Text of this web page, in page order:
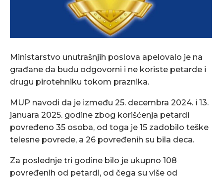
Ministarstvo unutrašnjih poslova apelovalo je na
građane da budu odgovorni i ne koriste petarde i
drugu pirotehniku tokom praznika.
MUP navodi da je između 25. decembra 2024. i 13.
januara 2025. godine zbog korišćenja petardi
povređeno 35 osoba, od toga je 15 zadobilo teške
telesne povrede, a 26 povređenih su bila deca.
Za poslednje tri godine bilo je ukupno 108
povređenih od petardi, od čega su više od